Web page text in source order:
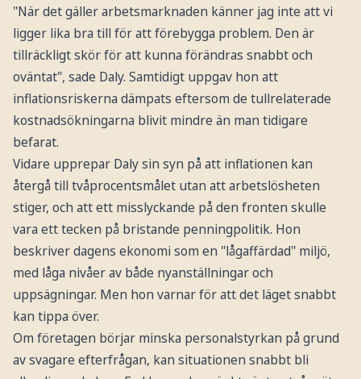
"När det gäller arbetsmarknaden känner jag inte att vi
ligger lika bra till för att förebygga problem. Den är
tillräckligt skör för att kunna förändras snabbt och
oväntat", sade Daly. Samtidigt uppgav hon att
inflationsriskerna dämpats eftersom de tullrelaterade
kostnadsökningarna blivit mindre än man tidigare
befarat.
Vidare upprepar Daly sin syn på att inflationen kan
återgå till tvåprocentsmålet utan att arbetslösheten
stiger, och att ett misslyckande på den fronten skulle
vara ett tecken på bristande penningpolitik. Hon
beskriver dagens ekonomi som en "lågaffärdad" miljö,
med låga nivåer av både nyanställningar och
uppsägningar. Men hon varnar för att det läget snabbt
kan tippa över.
Om företagen börjar minska personalstyrkan på grund
av svagare efterfrågan, kan situationen snabbt bli